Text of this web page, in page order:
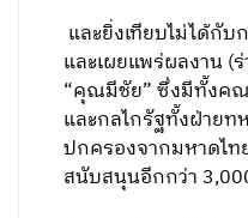
และยิ่งเทียบไม่ได้กับ
และเผยแพร่ผลงาน (
“คุณมีชัย” ซึ่งมีทั้งค
และกลไกรัฐทั้งฝ่ายท
ปกครองจากมหาดไ
สนับสนุนอีกกว่า